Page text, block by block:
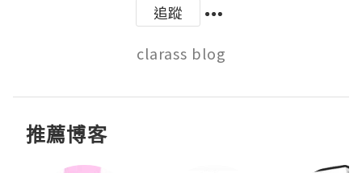
追蹤
clarass blog
推薦博客